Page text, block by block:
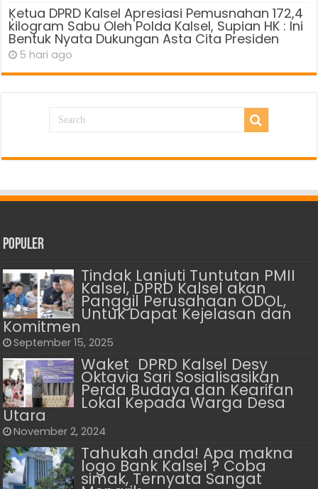
Ķetua DPRD Kalsel Apresiasi Pemusnahan 172,4
kilogram Sabu Oleh Polda Kalsel, Supian HK : Ini
Bentuk Nyata Dukungan Asta Cita Presiden
5 hari ago
Populer
Tindak Lanjuti Tuntutan PMII
Kalsel, DPRD Kalsel akan
Panggil Perusahaan ODOL,
Untuk Dapat Kejelasan dan
Komitmen
September 15, 2025
Waket DPRD Kalsel Desy
Oktavia Sari Sosialisasikan
Perda Budaya dan Kearifan
Lokal Kepada Warga Desa
Utara
November 2, 2024
Tahukah anda! Apa makna
logo Bank Kalsel ? Coba
simak, Ternyata Sangat